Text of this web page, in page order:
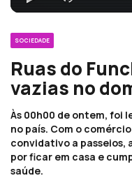
SOCIEDADE
Ruas do
vazias no
Às 00h00 de ontem, foi
no país. Com o
convidativo a passeios,
por ficar em casa e
saúde.